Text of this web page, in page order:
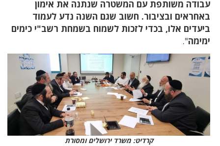
עבודה משותפת עם המשטרה שנתנה את אימון
באחראים ובציבור. חשוב שגם השנה נדע לעמוד
ביעדים אלו, בכדי לזכות לשמוח בשמחת רשב"י כימים
ימימה".
קרדיט: משרד ירושלים ומסורת